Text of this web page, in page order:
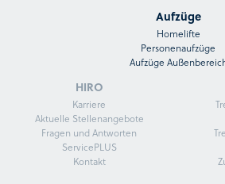
Aufzüge
Homelifte
Personenaufzüge
Aufzüge
HIRO
Karriere
Aktuelle Stellenangebote
Fragen und Antworten
ServicePLUS
Kontakt